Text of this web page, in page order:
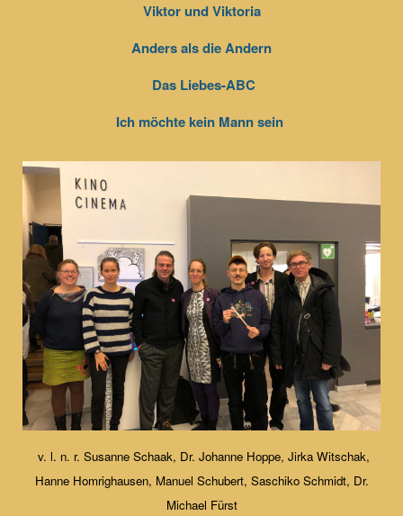
Viktor und Viktoria
Anders als die Andern
Das Liebes-ABC
Ich möchte kein Mann sein
v. l. n. r. Susanne Schaak, Dr. Johanne Hoppe, Jirka Witschak,
Hanne Homrighausen, Manuel Schubert, Saschiko Schmidt, Dr.
Michael Fürst